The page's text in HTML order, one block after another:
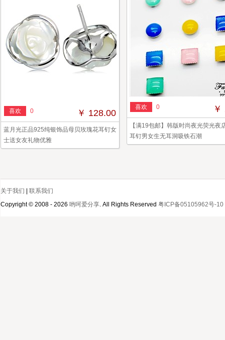
喜欢 0
【满19包邮】韩版时尚夜光荧光夜
耳钉男女生无耳洞吸铁石潮
喜欢 0 ￥ 128.00
蓝月光正品925纯银饰品母贝玫瑰花耳钉女
士送女友礼物优雅
关于我们
联系我们
Copyright © 2008 - 2026 哟呵爱分享. All Rights Reserved 粤ICP备05105962号-10